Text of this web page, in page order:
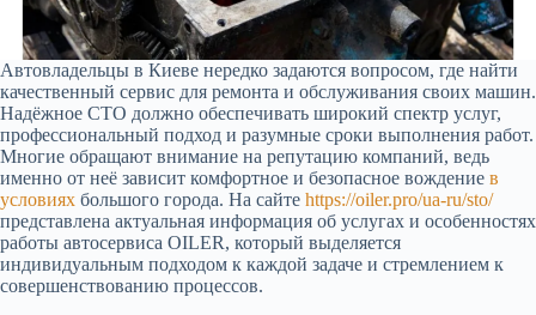
Автовладельцы в Киеве нередко задаются вопросом, где найти
качественный сервис для ремонта и обслуживания своих машин.
Надёжное СТО должно обеспечивать широкий спектр услуг,
профессиональный подход и разумные сроки выполнения работ.
Многие обращают внимание на репутацию компаний, ведь
именно от неё зависит комфортное и безопасное вождение в
условиях большого города. На сайте https://oiler.pro/ua-ru/sto/
представлена актуальная информация об услугах и особенностях
работы автосервиса OILER, который выделяется
индивидуальным подходом к каждой задаче и стремлением к
совершенствованию процессов.